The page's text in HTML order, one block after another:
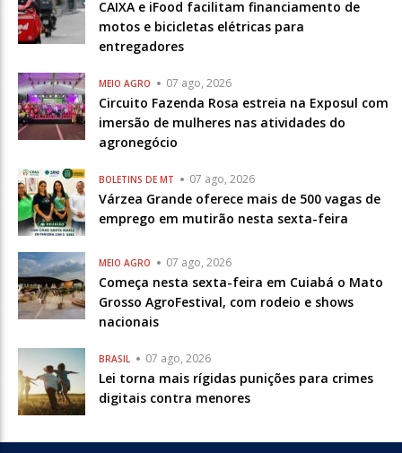
CAIXA e iFood facilitam financiamento de
motos e bicicletas elétricas para
entregadores
MEIO AGRO 07 ago, 2026
Circuito Fazenda Rosa estreia na Exposul com
imersão de mulheres nas atividades do
agronegócio
BOLETINS DE MT 07 ago, 2026
Várzea Grande oferece mais de 500 vagas de
emprego em mutirão nesta sexta-feira
MEIO AGRO 07 ago, 2026
Começa nesta sexta-feira em Cuiabá o Mato
Grosso AgroFestival, com rodeio e shows
nacionais
BRASIL 07 ago, 2026
Lei torna mais rígidas punições para crimes
digitais contra menores